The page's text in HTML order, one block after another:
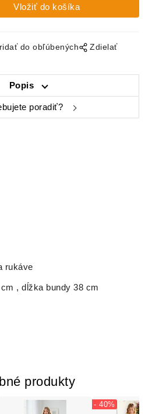
do obľúbených Zdielať
Popis
poradiť?
rukáve
, dĺžka bundy 38 cm
produkty
- 40%